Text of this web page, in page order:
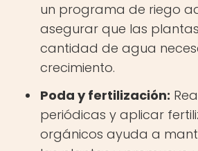
un programa de riego
asegurar que las
cantidad de agua
crecimiento.
Poda y fertilización:
periódicas y aplicar
orgánicos ayuda a